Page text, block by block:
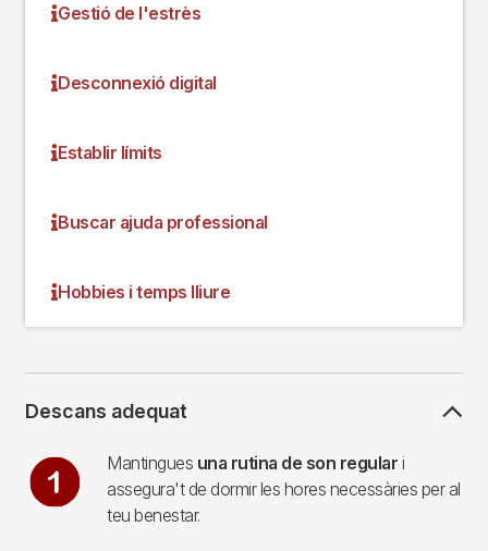
Gestió de l'estrès
Desconnexió digital
Establir límits
Buscar ajuda professional
Hobbies i temps lliure
Descans adequat
Imagen Mantingues una rutina de son regular i
assegura't de dormir les hores necessàries per al
teu benestar.